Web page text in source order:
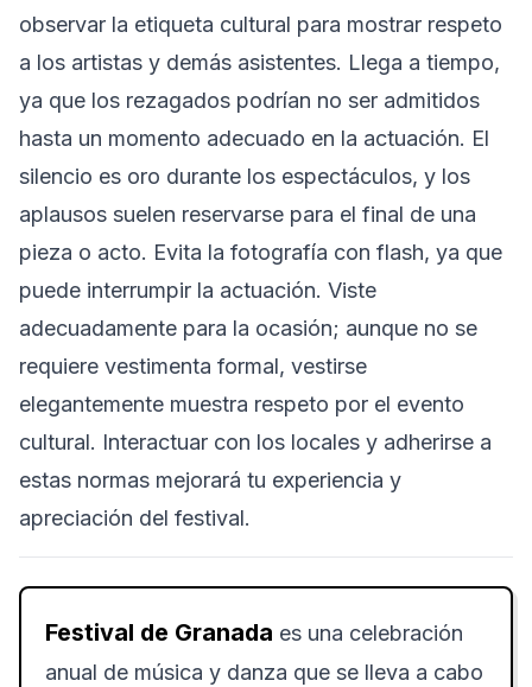
observar la etiqueta cultural para mostrar respeto
a los artistas y demás asistentes. Llega a tiempo,
ya que los rezagados podrían no ser admitidos
hasta un momento adecuado en la actuación. El
silencio es oro durante los espectáculos, y los
aplausos suelen reservarse para el final de una
pieza o acto. Evita la fotografía con flash, ya que
puede interrumpir la actuación. Viste
adecuadamente para la ocasión; aunque no se
requiere vestimenta formal, vestirse
elegantemente muestra respeto por el evento
cultural. Interactuar con los locales y adherirse a
estas normas mejorará tu experiencia y
apreciación del festival.
Festival de Granada es una celebración
anual de música y danza que se lleva a cabo